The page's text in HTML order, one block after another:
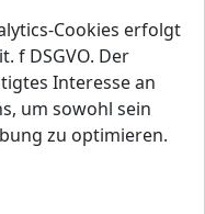
Cookies erfolgt
f DSGVO. Der
Interesse an
um sowohl sein
zu optimieren.